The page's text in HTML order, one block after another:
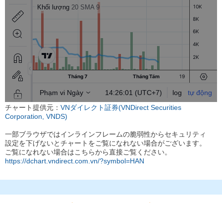
チャート提供元： VNダイレクト証券(VNDirect Securities
Corporation, VNDS)
一部ブラウザではインラインフレームの脆弱性からセキュリティ
設定を下げないとチャートをご覧になれない場合がございます。
ご覧になれない場合はこちらから直接ご覧ください。
https://dchart.vndirect.com.vn/?symbol=HAN